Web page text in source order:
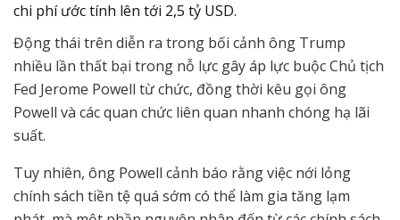
chi phí ước tính lên tới 2,5 tỷ USD.
Động thái trên diễn ra trong bối cảnh ông Trump
nhiều lần thất bại trong nỗ lực gây áp lực buộc Chủ tịch
Fed Jerome Powell từ chức, đồng thời kêu gọi ông
Powell và các quan chức liên quan nhanh chóng hạ lãi
suất.
Tuy nhiên, ông Powell cảnh báo rằng việc nới lỏng
chính sách tiền tệ quá sớm có thể làm gia tăng lạm